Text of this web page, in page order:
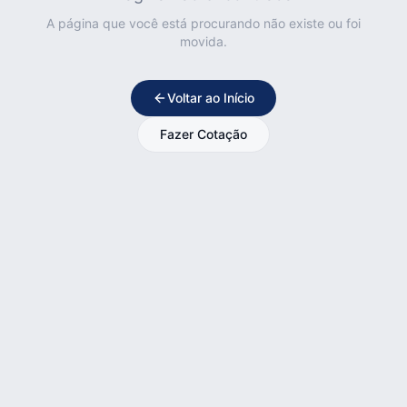
A página que você está procurando não existe ou foi
movida.
Voltar ao Início
Fazer Cotação